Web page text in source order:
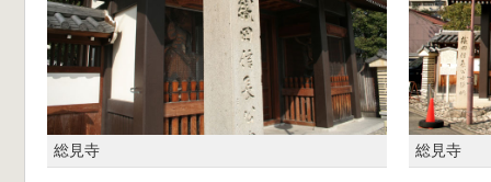
総見寺 総見寺